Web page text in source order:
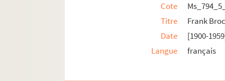
Cote
Titre
Frank
Date
[1900-
Langue
français